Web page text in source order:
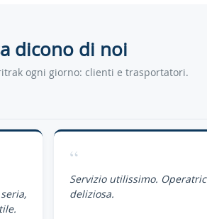
dicono di noi
ogni giorno: clienti e trasportatori.
“
Servizio utilissimo.
deliziosa.